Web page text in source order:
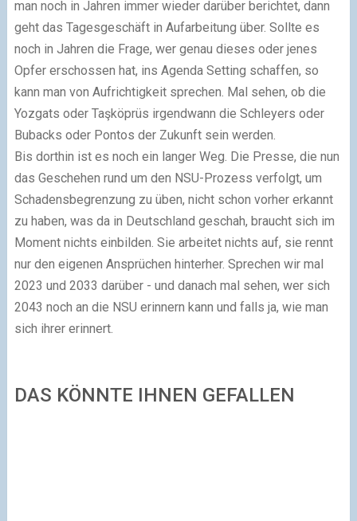
man noch in Jahren immer wieder darüber berichtet, dann
geht das Tagesgeschäft in Aufarbeitung über. Sollte es
noch in Jahren die Frage, wer genau dieses oder jenes
Opfer erschossen hat, ins Agenda Setting schaffen, so
kann man von Aufrichtigkeit sprechen. Mal sehen, ob die
Yozgats oder Taşköprüs irgendwann die Schleyers oder
Bubacks oder Pontos der Zukunft sein werden.
Bis dorthin ist es noch ein langer Weg. Die Presse, die nun
das Geschehen rund um den NSU-Prozess verfolgt, um
Schadensbegrenzung zu üben, nicht schon vorher erkannt
zu haben, was da in Deutschland geschah, braucht sich im
Moment nichts einbilden. Sie arbeitet nichts auf, sie rennt
nur den eigenen Ansprüchen hinterher. Sprechen wir mal
2023 und 2033 darüber - und danach mal sehen, wer sich
2043 noch an die NSU erinnern kann und falls ja, wie man
sich ihrer erinnert.
DAS KÖNNTE IHNEN GEFALLEN